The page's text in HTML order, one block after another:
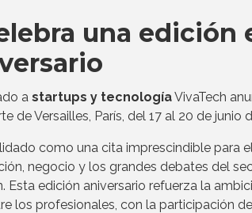
una edición
a startups y tecnologíaVivaTech
de Versailles, París, del 17 al 20 de junio
como una cita imprescindible para
negocio y los grandes debates del
Esta edición aniversario refuerza la
los profesionales, con la participación